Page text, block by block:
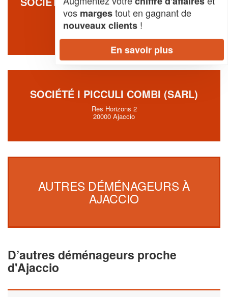
DE PETRICONI (SARL)
3 Boulevard Sampiero
SOCIÉTÉ I PICCULI COMBI (SARL)
Res Horizons 2
20000 Ajaccio
AUTRES DÉMÉNAGEURS À
AJACCIO
D’autres déménageurs proche
d'Ajaccio
vos margestout en gagnant de
nouveaux clients !
En savoir plus